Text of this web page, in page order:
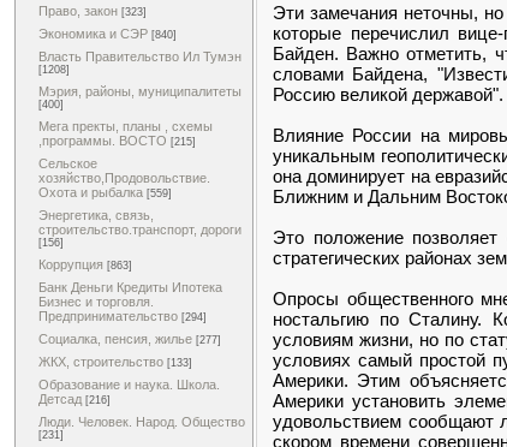
Право, закон [323]
Экономика и СЭР [840]
Власть Правительство Ил Тумэн
[1208]
Мэрия, районы, муниципалитеты
[400]
Мега пректы, планы , схемы
,программы. ВОСТО [215]
Сельское
хозяйство,Продовольствие.
Охота и рыбалка [559]
Энергетика, связь,
строительство.транспорт, дороги
[156]
Коррупция [863]
Банк Деньги Кредиты Ипотека
Бизнес и торговля.
Предпринимательство [294]
Социалка, пенсия, жилье [277]
ЖКХ, строительство [133]
Образование и наука. Школа.
Детсад [216]
Люди. Человек. Народ. Общество
[231]
Эти замечания неточны,
которые перечислил
Байден. Важно отметить,
словами Байдена,
Россию великой державой".
Влияние России на
уникальным
она доминирует на
Ближним и Дальним
Это положение
стратегических районах
Опросы общественного
ностальгию по Сталину.
условиям жизни, но по
условиях самый простой
Америки. Этим
Америки установить
удовольствием сообщают
скором времени